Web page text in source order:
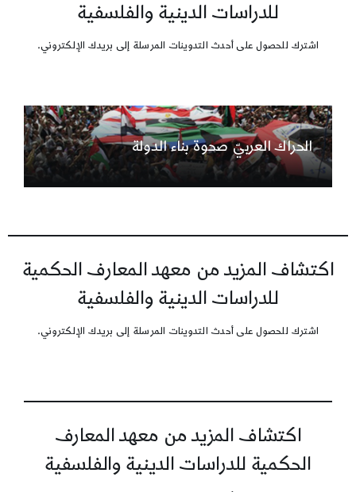
للدراسات الدينية والفلسفية
اشترك للحصول على أحدث التدوينات المرسلة إلى بريدك الإلكتروني.
الحراك العربيّ صحوة بناء الدولة
اكتشاف المزيد من معهد المعارف الحكمية
للدراسات الدينية والفلسفية
اشترك للحصول على أحدث التدوينات المرسلة إلى بريدك الإلكتروني.
اكتشاف المزيد من معهد المعارف
الحكمية للدراسات الدينية والفلسفية